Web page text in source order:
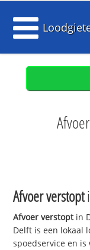
Afvoer verstopt
Afvoer verstoptin
Delft is een lokaal
spoedservice en